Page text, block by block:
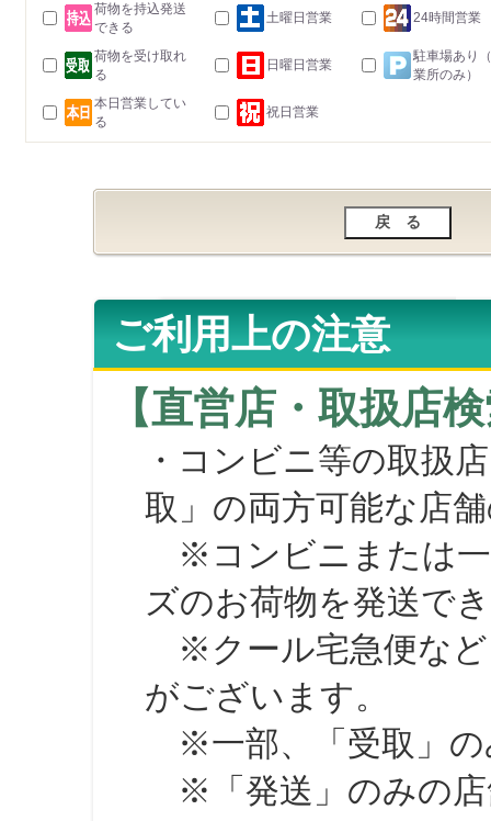
荷物を持込発送
できる
土曜日営業 24時間営業
荷物を受け取れ
る
日曜日営業
駐車場あり
業所のみ）
本日営業してい
る
祝日営業
ご利用上の注意
【直営店・取扱店
・コンビニ等の取扱
取」の両方可能な店
※コンビニまたは一
ズのお荷物を発送で
※クール宅急便など
がございます。
※一部、「受取」の
※「発送」のみの店